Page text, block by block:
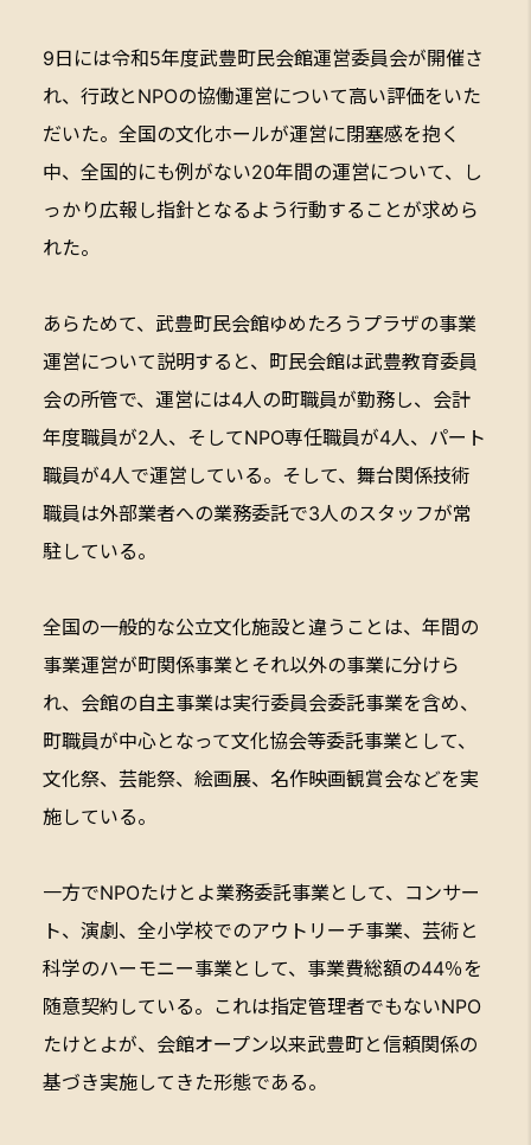
9日には令和5年度武豊町民会館運営委員会が開催さ
れ、行政とNPOの協働運営について高い評価をいた
だいた。全国の文化ホールが運営に閉塞感を抱く
中、全国的にも例がない20年間の運営について、し
っかり広報し指針となるよう行動することが求めら
れた。
あらためて、武豊町民会館ゆめたろうプラザの事業
運営について説明すると、町民会館は武豊教育委員
会の所管で、運営には4人の町職員が勤務し、会計
年度職員が2人、そしてNPO専任職員が4人、パート
職員が4人で運営している。そして、舞台関係技術
職員は外部業者への業務委託で3人のスタッフが常
駐している。
全国の一般的な公立文化施設と違うことは、年間の
事業運営が町関係事業とそれ以外の事業に分けら
れ、会館の自主事業は実行委員会委託事業を含め、
町職員が中心となって文化協会等委託事業として、
文化祭、芸能祭、絵画展、名作映画観賞会などを実
施している。
一方でNPOたけとよ業務委託事業として、コンサー
ト、演劇、全小学校でのアウトリーチ事業、芸術と
科学のハーモニー事業として、事業費総額の44％を
随意契約している。これは指定管理者でもないNPO
たけとよが、会館オープン以来武豊町と信頼関係の
基づき実施してきた形態である。